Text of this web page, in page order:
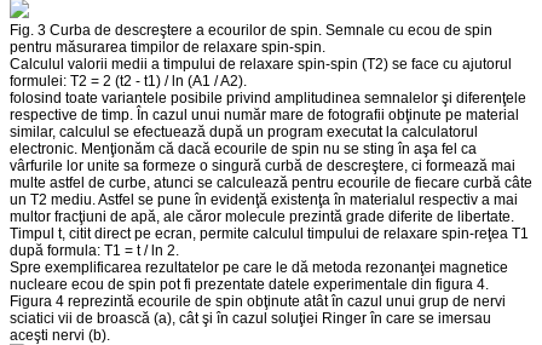
Fig. 3 Curba de descreştere a ecourilor de spin. Semnale cu ecou de spin
pentru măsurarea timpilor de relaxare spin-spin.
Calculul valorii medii a timpului de relaxare spin-spin (T2) se face cu ajutorul
formulei: T2 = 2 (t2 - t1) / ln (A1 / A2).
folosind toate variantele posibile privind amplitudinea semnalelor şi diferenţele
respective de timp. În cazul unui număr mare de fotografii obţinute pe material
similar, calculul se efectuează după un program executat la calculatorul
electronic. Menţionăm că dacă ecourile de spin nu se sting în aşa fel ca
vârfurile lor unite sa formeze o singură curbă de descreştere, ci formează mai
multe astfel de curbe, atunci se calculează pentru ecourile de fiecare curbă câte
un T2 mediu. Astfel se pune în evidenţă existenţa în materialul respectiv a mai
multor fracţiuni de apă, ale căror molecule prezintă grade diferite de libertate.
Timpul t, citit direct pe ecran, permite calculul timpului de relaxare spin-reţea T1
după formula: T1 = t / ln 2.
Spre exemplificarea rezultatelor pe care le dă metoda rezonanţei magnetice
nucleare ecou de spin pot fi prezentate datele experimentale din figura 4.
Figura 4 reprezintă ecourile de spin obţinute atât în cazul unui grup de nervi
sciatici vii de broască (a), cât şi în cazul soluţiei Ringer în care se imersau
aceşti nervi (b).